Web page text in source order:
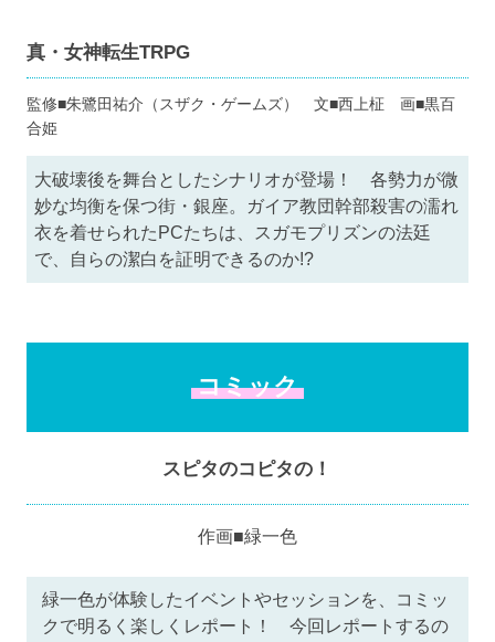
真・女神転生TRPG
監修■朱鷺田祐介（スザク・ゲームズ） 文■西上柾 画■黒百
合姫
大破壊後を舞台としたシナリオが登場！ 各勢力が微
妙な均衡を保つ街・銀座。ガイア教団幹部殺害の濡れ
衣を着せられたPCたちは、スガモプリズンの法廷
で、自らの潔白を証明できるのか!?
コミック
スピタのコピタの！
作画■緑一色
緑一色が体験したイベントやセッションを、コミッ
クで明るく楽しくレポート！ 今回レポートするの